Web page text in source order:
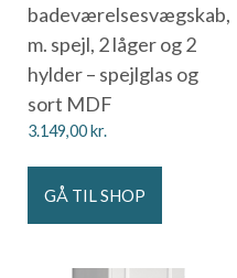
badeværelsesvægskab,
m. spejl, 2 låger og 2
hylder – spejlglas og
sort MDF
3.149,00kr.
GÅ TIL SHOP